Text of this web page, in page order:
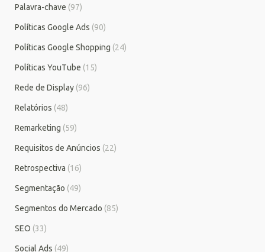
Palavra-chave (97)
Políticas Google Ads (90)
Políticas Google Shopping (24)
Políticas YouTube (15)
Rede de Display (96)
Relatórios (48)
Remarketing (59)
Requisitos de Anúncios (22)
Retrospectiva (16)
Segmentação (49)
Segmentos do Mercado (85)
SEO (33)
Social Ads (49)